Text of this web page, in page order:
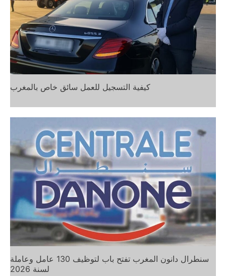
كيفية التسجيل للعمل سائق خاص بالمغرب
سنطرال دانون المغرب تفتح باب لتوظيف 130 عامل وعاملة
لسنة 2026